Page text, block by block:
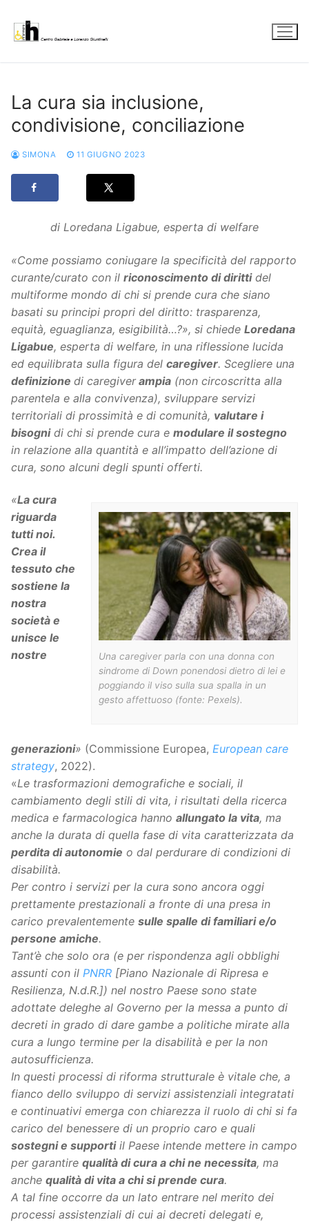
contenuto
La cura sia inclusione,
condivisione, conciliazione
SIMONA 11 GIUGNO 2023
di Loredana Ligabue, esperta di welfare
«Come possiamo coniugare la specificità del rapporto
curante/curato con il riconoscimento di dirittidel
multiforme mondo di chi si prende cura che siano
basati su principi propri del diritto: trasparenza,
equità, eguaglianza, esigibilità…?», si chiede Loredana
Ligabue, esperta di welfare, in una riflessione lucida
ed equilibrata sulla figura del caregiver. Scegliere una
definizione di caregiverampia (non circoscritta alla
parentela e alla convivenza), sviluppare servizi
territoriali di prossimità e di comunità, valutare i
bisognidi chi si prende cura e modulare il sostegno
in relazione alla quantità e all’impatto dell’azione di
cura, sono alcuni degli spunti offerti.
Una caregiver parla con una donna con
sindrome di Down ponendosi dietro di lei e
poggiando il viso sulla sua spalla in un
gesto affettuoso (fonte: Pexels).
«La cura
riguarda
tutti noi.
Crea il
tessuto che
sostiene la
nostra
società e
unisce le
nostre
generazioni» (Commissione Europea, European care
strategy, 2022).
«Le trasformazioni demografiche e sociali, il
cambiamento degli stili di vita, i risultati della ricerca
medica e farmacologica hanno allungato la vita, ma
anche la durata di quella fase di vita caratterizzata da
perdita di autonomie o dal perdurare di condizioni di
disabilità.
Per contro i servizi per la cura sono ancora oggi
prettamente prestazionali a fronte di una presa in
carico prevalentemente sulle spalle di familiari e/o
persone amiche.
Tant’è che solo ora (e per rispondenza agli obblighi
assunti con il PNRR [Piano Nazionale di Ripresa e
Resilienza, N.d.R.]) nel nostro Paese sono state
adottate deleghe al Governo per la messa a punto di
decreti in grado di dare gambe a politiche mirate alla
cura a lungo termine per la disabilità e per la non
autosufficienza.
In questi processi di riforma strutturale è vitale che, a
fianco dello sviluppo di servizi assistenziali integratati
e continuativi emerga con chiarezza il ruolo di chi si fa
carico del benessere di un proprio caro e quali
sostegni e supportiil Paese intende mettere in campo
per garantire qualità di cura a chi ne necessita, ma
anche qualità di vita a chi si prende cura.
A tal fine occorre da un lato entrare nel merito dei
processi assistenziali di cui ai decreti delegati e,